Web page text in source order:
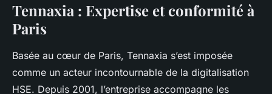
Tennaxia : Expertise et conformité à
Paris
Basée au cœur de Paris, Tennaxia s’est imposée
comme un acteur incontournable de la digitalisation
HSE. Depuis 2001, l’entreprise accompagne les